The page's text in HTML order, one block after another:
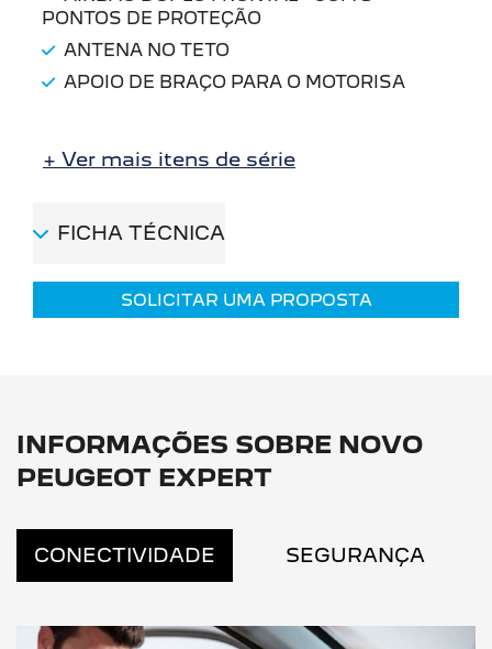
PONTOS DE PROTEÇÃO
ANTENA NO TETO
APOIO DE BRAÇO PARA O MOTORISA
+ Ver mais itens de série
FICHA TÉCNICA
SOLICITAR UMA PROPOSTA
INFORMAÇÕES SOBRE NOVO
PEUGEOT EXPERT
CONECTIVIDADE SEGURANÇA